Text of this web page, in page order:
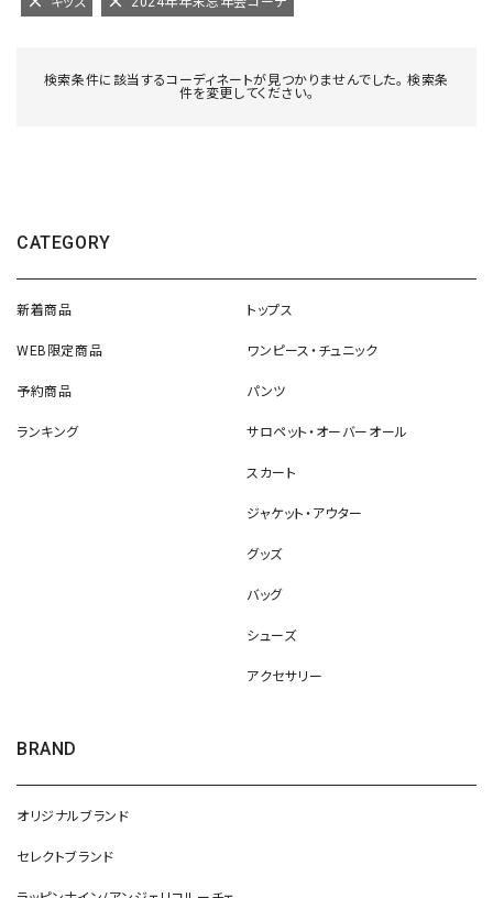
検索条件に該当するコーディネートが見つかりませんでした。 検索条
件を変更してください。
CATEGORY
新着商品
WEB限定商品
予約商品
ランキング
トップス
ワンピース・チュニック
パンツ
サロペット・オーバーオール
スカート
ジャケット・アウター
グッズ
バッグ
シューズ
アクセサリー
BRAND
オリジナルブランド
セレクトブランド